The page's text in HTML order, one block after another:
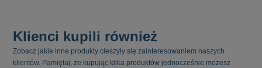
Klienci kupili również
Zobacz jakie inne produkty cieszyły się zainteresowaniem naszych
klientów. Pamiętaj, że kupując kilka produktów jednocześnie możesz